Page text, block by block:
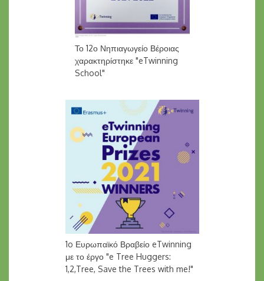
Το 12ο Νηπιαγωγείο Βέροιας
χαρακτηρίστηκε "eTwinning
School"
1o Ευρωπαϊκό Βραβείο eTwinning
με το έργο "e Tree Huggers:
1,2,Tree, Save the Trees with me!"